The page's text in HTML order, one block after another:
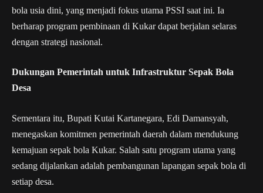
bola usia dini, yang menjadi fokus utama PSSI saat ini. Ia
berharap program pembinaan di Kukar dapat berjalan selaras
dengan strategi nasional.
Dukungan Pemerintah untuk Infrastruktur Sepak Bola
Desa
Sementara itu, Bupati Kutai Kartanegara, Edi Damansyah,
menegaskan komitmen pemerintah daerah dalam mendukung
kemajuan sepak bola Kukar. Salah satu program utama yang
sedang dijalankan adalah pembangunan lapangan sepak bola di
setiap desa.